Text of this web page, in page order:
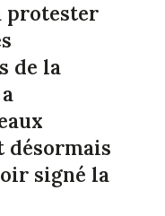
protester
de la
désormais
signé la